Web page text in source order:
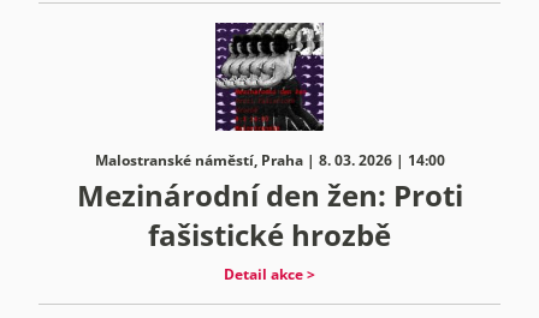
Malostranské náměstí, Praha | 8. 03. 2026 | 14:00
Mezinárodní den žen: Proti
fašistické hrozbě
Detail akce >